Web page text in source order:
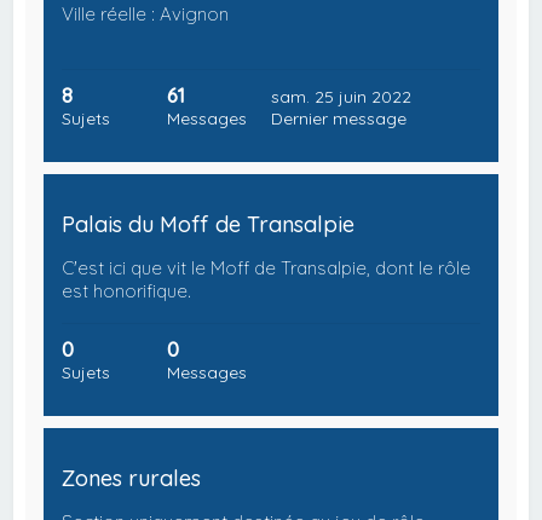
Ville réelle : Avignon
8
Sujets
61
Messages
sam. 25 juin 2022
Dernier message
Palais du Moff de Transalpie
C'est ici que vit le Moff de Transalpie, dont le rôle
est honorifique.
0
Sujets
0
Messages
Zones rurales